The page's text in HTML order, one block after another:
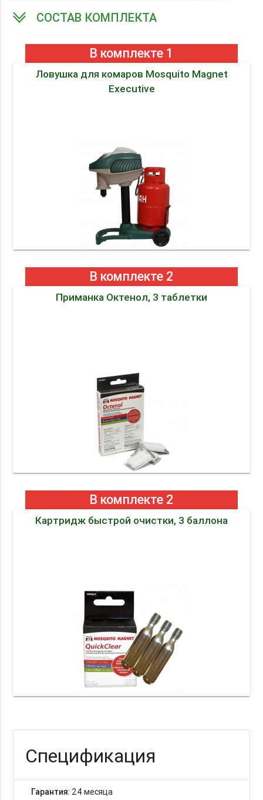
СОСТАВ КОМПЛЕКТА
В комплекте 1
Ловушка для комаров Mosquito Magnet
Executive
В комплекте 2
Приманка Октенол, 3 таблетки
В комплекте 2
Картридж быстрой очистки, 3 баллона
Спецификация
Гарантия: 24 месяца